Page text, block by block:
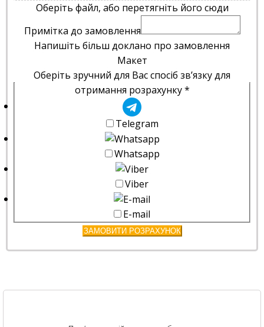
Оберіть файл, або перетягніть його сюди
Примітка до замовлення
Напишіть більш доклано про замовлення
Макет
Оберіть зручний для Вас спосіб зв’язку для
отримання розрахунку*
Telegram
Whatsapp
Viber
E-mail
ЗАМОВИТИ РОЗРАХУНОК